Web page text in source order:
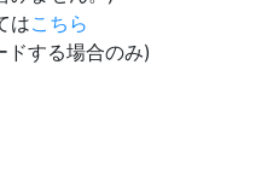
はこちら
する場合のみ)